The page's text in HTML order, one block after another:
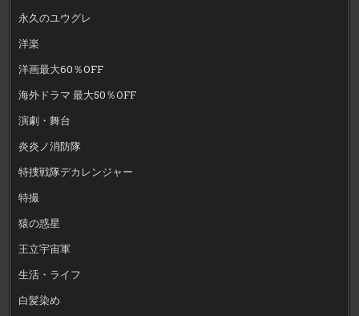
永久のユウグレ
洋楽
洋画最大60％OFF
海外ドラマ 最大50％OFF
演劇・舞台
炎炎ノ消防隊
特捜戦隊デカレンジャー
特撮
猿の惑星
王立宇宙軍
生活・ライフ
白髪染め